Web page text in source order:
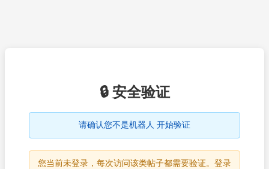
🔒 安全验证
请确认您不是机器人 开始验证
您当前未登录，每次访问该类帖子都需要验证。登录